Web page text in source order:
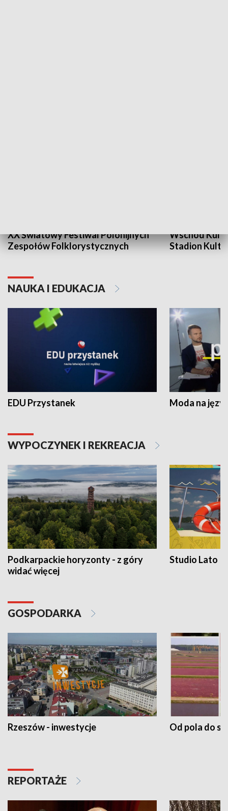
XX Światowy Festiwal Polonijnych
Zespołów Folklorystycznych
Wschód
Stadion
NAUKA I EDUKACJA
EDU Przystanek Moda na
WYPOCZYNEK I REKREACJA
Podkarpackie horyzonty - z góry
widać więcej
Studio Lato
GOSPODARKA
Rzeszów - inwestycje Od pola do
REPORTAŻE